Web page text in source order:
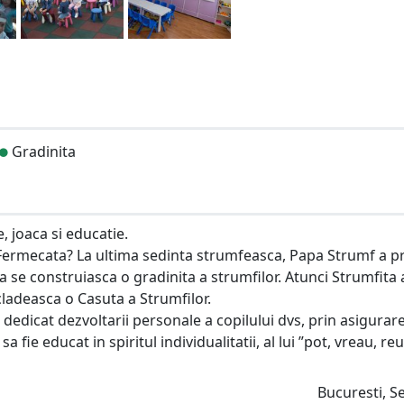
Gradinita
joaca si educatie.
La ultima sedinta strumfeasca, Papa Strumf a
se construiasca o gradinita a strumfilor. Atunci Strumfita
o Casuta a Strumfilor.
dezvoltarii personale a copilului dvs, prin
fie educat in spiritul individualitatii, al lui ”pot, vreau,
Bucuresti,